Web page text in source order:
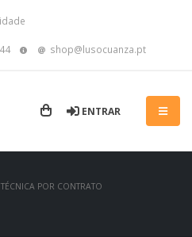
shop@lusocuanza.pt
ENTRAR
POR CONTRATO